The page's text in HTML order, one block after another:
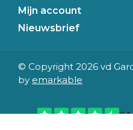
Mijn account
Nieuwsbrief
© Copyright 2026 vd
by emarkable